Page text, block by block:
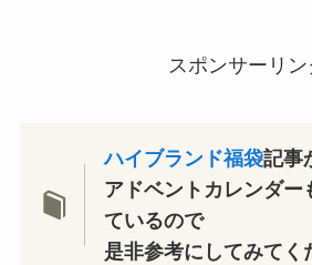
スポンサーリン
ハイブランド福袋記事
アドベントカレンダー
ているので
是非参考にしてみてく